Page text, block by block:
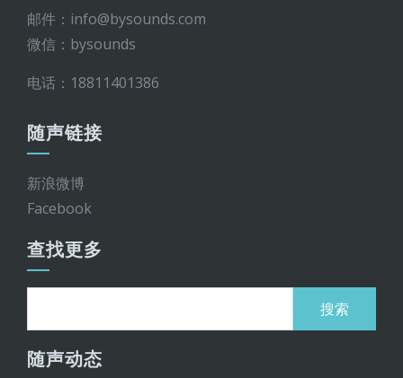
邮件：info@bysounds.com
微信：bysounds
电话：18811401386
随声链接
新浪微博
Facebook
查找更多
随声动态